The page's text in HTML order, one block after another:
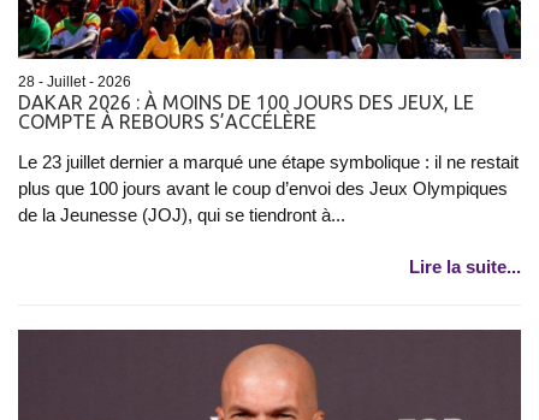
28 - Juillet - 2026
DAKAR 2026 : À MOINS DE 100 JOURS DES JEUX, LE
COMPTE À REBOURS S’ACCÉLÈRE
Le 23 juillet dernier a marqué une étape symbolique : il ne restait
plus que 100 jours avant le coup d’envoi des Jeux Olympiques
de la Jeunesse (JOJ), qui se tiendront à...
Lire la suite...